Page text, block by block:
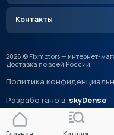
Контакты
2026 © Fixmotors — интернет-
Доставка по всей России.
Политика
Разработано в skyDense